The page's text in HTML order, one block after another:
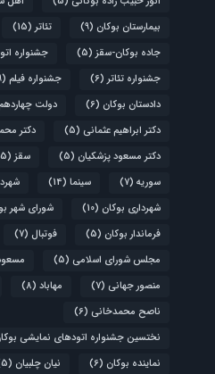
بیمارستان بوکان (9) تئاتر (15)
جاده بوکان-سقز (5) جشنواره
جشنواره تئاتر (6) جشنواره فیلم (9)
دادستان بوکان (6) دولت
دکتر ابراهیم عثمانی (5) دکتر
دکتر مسعود پزشکیان (5) سقز (5)
سوریه (7) سینما (14)
شهرداری بوکان (10) شورای شهر
فرماندار بوکان (5) فوتبال (7)
مجلس شورای اسلامی (5)
منصور جهانی (7) مهاباد (8)
ناصح محمدخانی (6)
نختسین جشنواره اتودهای نمایشی
نماینده بوکان (6) نیان چلبیان (5)